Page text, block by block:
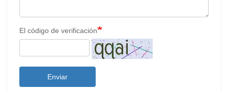
El código de verificación
Enviar